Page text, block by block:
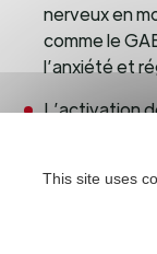
nerveux en
comme le
l’anxiété et
L’activation
D’autres
This site uses